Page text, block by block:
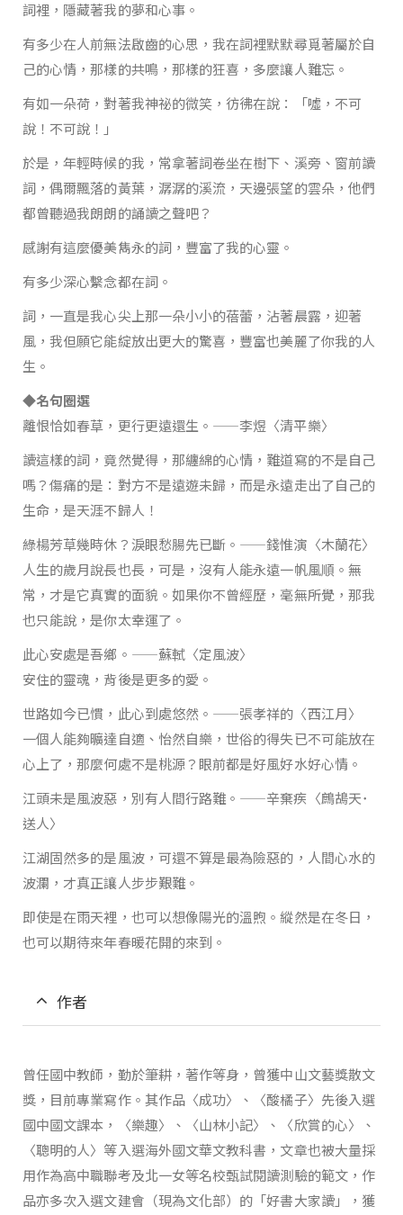
詞裡，隱藏著我的夢和心事。
有多少在人前無法啟齒的心思，我在詞裡默默尋覓著屬於自
己的心情，那樣的共鳴，那樣的狂喜，多麼讓人難忘。
有如一朵荷，對著我神祕的微笑，彷彿在說：「噓，不可
說！不可說！」
於是，年輕時候的我，常拿著詞卷坐在樹下、溪旁、窗前讀
詞，偶爾飄落的黃葉，潺潺的溪流，天邊張望的雲朵，他們
都曾聽過我朗朗的誦讀之聲吧？
感謝有這麼優美雋永的詞，豐富了我的心靈。
有多少深心繫念都在詞。
詞，一直是我心尖上那一朵小小的蓓蕾，沾著晨露，迎著
風，我但願它能綻放出更大的驚喜，豐富也美麗了你我的人
生。
◆名句圈選
離恨恰如春草，更行更遠還生。——李煜〈清平樂〉
讀這樣的詞，竟然覺得，那纏綿的心情，難道寫的不是自己
嗎？傷痛的是：對方不是遠遊未歸，而是永遠走出了自己的
生命，是天涯不歸人！
綠楊芳草幾時休？淚眼愁腸先已斷。——錢惟演〈木蘭花〉
人生的歲月說長也長，可是，沒有人能永遠一帆風順。無
常，才是它真實的面貌。如果你不曾經歷，毫無所覺，那我
也只能說，是你太幸運了。
此心安處是吾鄉。——蘇軾〈定風波〉
安住的靈魂，背後是更多的愛。
世路如今已慣，此心到處悠然。——張孝祥的〈西江月〉
一個人能夠曠達自適、怡然自樂，世俗的得失已不可能放在
心上了，那麼何處不是桃源？眼前都是好風好水好心情。
江頭未是風波惡，別有人間行路難。——辛棄疾〈鷓鴣天･
送人〉
江湖固然多的是風波，可還不算是最為險惡的，人間心水的
波瀾，才真正讓人步步艱難。
即使是在雨天裡，也可以想像陽光的溫煦。縱然是在冬日，
也可以期待來年春暖花開的來到。
作者
曾任國中教師，勤於筆耕，著作等身，曾獲中山文藝獎散文
獎，目前專業寫作。其作品〈成功〉、〈酸橘子〉先後入選
國中國文課本，〈樂趣〉、〈山林小記〉、〈欣賞的心〉、
〈聰明的人〉等入選海外國文華文教科書，文章也被大量採
用作為高中職聯考及北一女等名校甄試閱讀測驗的範文，作
品亦多次入選文建會（現為文化部）的「好書大家讀」，獲